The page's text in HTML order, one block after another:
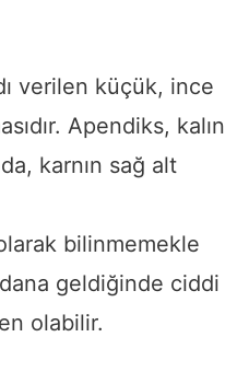
verilen küçük, ince
Apendiks, kalın
karnın sağ alt
bilinmemekle
geldiğinde ciddi
olabilir.